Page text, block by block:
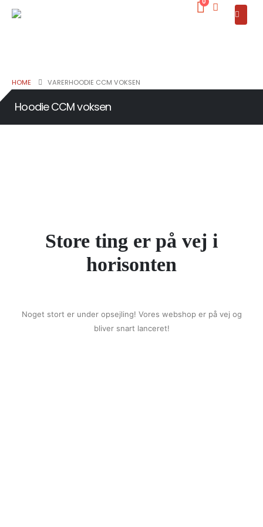
HOME VARERHOODIE CCM VOKSEN
Hoodie CCM voksen
Store ting er på vej i
horisonten
Noget stort er under opsejling! Vores webshop er på vej og
bliver snart lanceret!